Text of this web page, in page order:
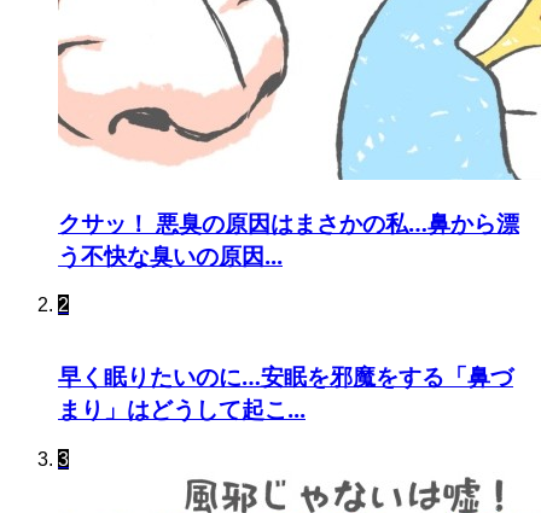
クサッ！ 悪臭の原因はまさかの私…鼻から漂
う不快な臭いの原因...
2
早く眠りたいのに…安眠を邪魔をする「鼻づ
まり」はどうして起こ...
3